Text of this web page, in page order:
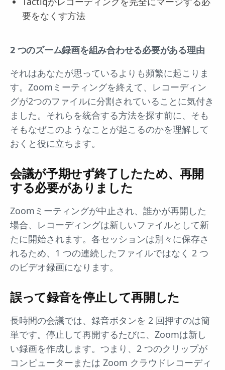
要をなくす方法
2 つのズーム録画を組み合わせる必要がある理由
それはあなたが思っているよりも頻繁に起こりま
す。Zoomミーティングを終えて、レコーディン
グが2つのファイルに分割されていることに気付き
ました。それらを統合する方法を探す前に、そも
そもなぜこのようなことが起こるのかを理解して
おくと役に立ちます。
会議が予期せず終了したため、再開
する必要がありました
Zoomミーティングが中止され、誰かが再開した
場合、レコーディングは新しいファイルとして新
たに開始されます。各セッションは別々に保存さ
れるため、1 つの連続したファイルではなく 2 つ
のビデオ録画になります。
誤って録音を停止して再開した
長時間の会議では、録音ボタンを 2 回押すのは簡
単です。停止して再開するたびに、Zoomは新し
い録画を作成します。つまり、2 つのクリップが
コンピューターまたは Zoom クラウドレコーディ